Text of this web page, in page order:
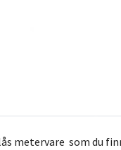
metervare som du